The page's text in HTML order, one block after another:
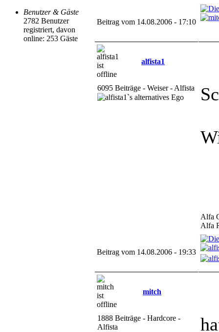
Benutzer & Gäste
2782 Benutzer
registriert, davon
online: 253 Gäste
Beitrag vom 14.08.2006 - 17:10
alfista1
6095 Beiträge - Weiser - Alfista
Alfa
Alfa
Beitrag vom 14.08.2006 - 19:33
mitch
1888 Beiträge - Hardcore -
Alfista